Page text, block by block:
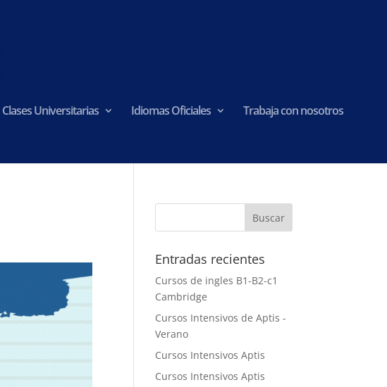
Clases Universitarias Idiomas Oficiales
Trabaja con nosotros
Entradas recientes
Cursos de ingles B1-B2-c1
Cambridge
Cursos Intensivos de Aptis -
Verano
Cursos Intensivos Aptis
Cursos Intensivos Aptis